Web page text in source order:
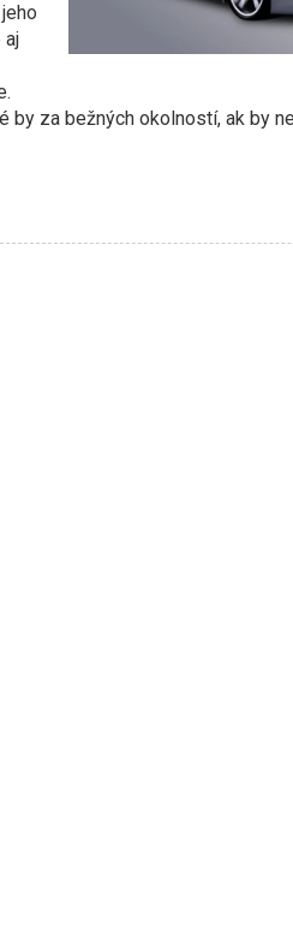
aj
by za bežných okolností, ak by